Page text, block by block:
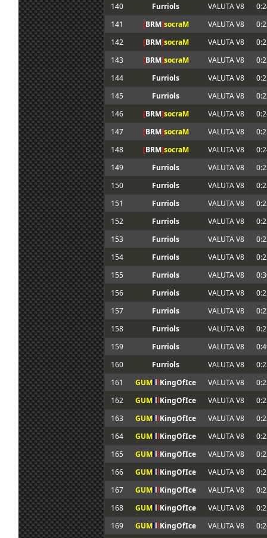
140
Furriols VALUTA V8
141
[BRM]socraM VALUTA V8
142
[BRM]socraM VALUTA V8
143
[BRM]socraM VALUTA V8
144
Furriols VALUTA V8
145
Furriols VALUTA V8
146
[BRM]socraM VALUTA V8
147
[BRM]socraM VALUTA V8
148
[BRM]socraM VALUTA V8
149
Furriols VALUTA V8
150
Furriols VALUTA V8
151
Furriols VALUTA V8
152
Furriols VALUTA V8
153
Furriols VALUTA V8
154
Furriols VALUTA V8
155
Furriols VALUTA V8
156
Furriols VALUTA V8
157
Furriols VALUTA V8
158
Furriols VALUTA V8
159
Furriols VALUTA V8
160
Furriols VALUTA V8
161
GUMlllKingOfIce VALUTA V8
162
GUMlllKingOfIce VALUTA V8
163
GUMlllKingOfIce VALUTA V8
164
GUMlllKingOfIce VALUTA V8
165
GUMlllKingOfIce VALUTA V8
166
GUMlllKingOfIce VALUTA V8
167
GUMlllKingOfIce VALUTA V8
168
GUMlllKingOfIce VALUTA V8
169
GUMlllKingOfIce VALUTA V8